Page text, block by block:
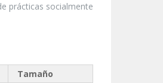
prácticas socialmente
Tamaño